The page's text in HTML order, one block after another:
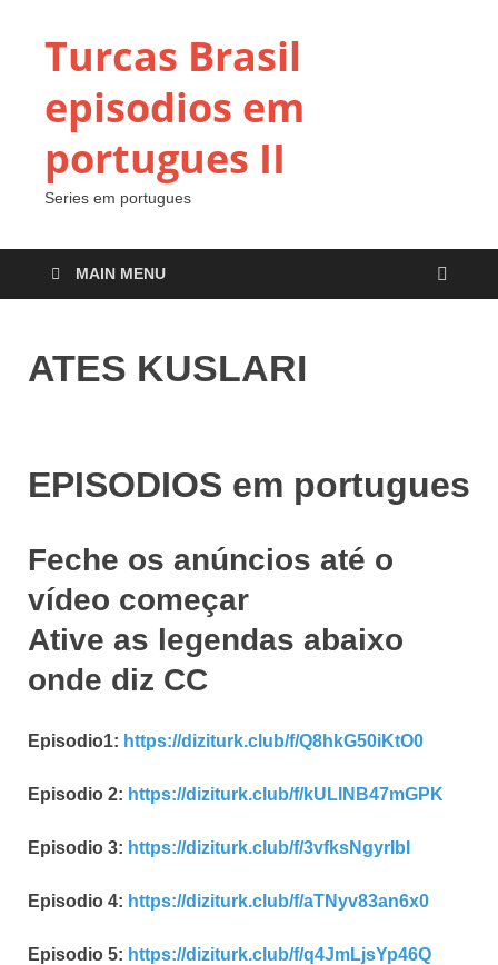
Turcas Brasil
episodios em
portugues II
Series em portugues
MAIN MENU
ATES KUSLARI
EPISODIOS em portugues
Feche os anúncios até o
vídeo começar
Ative as legendas abaixo
onde diz CC
Episodio1: https://diziturk.club/f/Q8hkG50iKtO0
Episodio 2: https://diziturk.club/f/kULINB47mGPK
Episodio 3: https://diziturk.club/f/3vfksNgyrIbI
Episodio 4: https://diziturk.club/f/aTNyv83an6x0
Episodio 5: https://diziturk.club/f/q4JmLjsYp46Q